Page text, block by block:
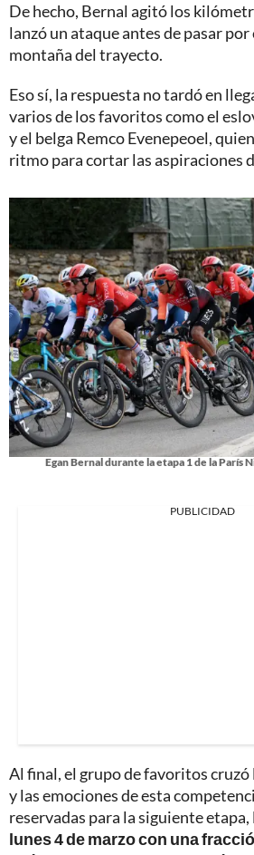
De hecho, Bernal agitó los
lanzó un ataque antes de pasar
montaña del trayecto.
Eso sí, la respuesta no tardó en
varios de los favoritos como el
y el belga Remco Evenepeoel,
ritmo para cortar las aspiraciones
Egan Bernal durante la etapa 1 de la París
PUBLICIDAD
Al final, el grupo de favoritos
y las emociones de esta
reservadas para la siguiente etapa,
lunes 4 de marzo con una